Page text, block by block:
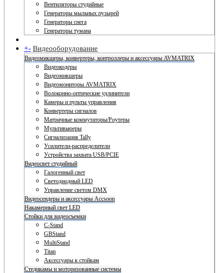
Вентиляторы студийные
Генераторы мыльных пузырей
Генераторы снега
Генераторы тумана
+- Видеооборудование
Видеомикшеры, конвертеры, контроллеры и аксессуары AVMATRIX
Видеокодеры
Видеомикшеры
Видеомониторы AVMATRIX
Волоконно-оптические удлинители
Камеры и пульты управления
Конвертеры сигналов
Матричные коммутаторы/Роутеры
Мультивьюеры
Сигнализация Tally
Усилители-распределители
Устройства захвата USB/PCIE
Видеосвет студийный
Галогенный свет
Светодиодный LED
Управление светом DMX
Видеосендеры и аксессуары Accsoon
Накамерный свет LED
Стойки для видеосъемки
C-Stand
GBStand
MultiStand
Titan
Аксессуары к стойкам
Стедикамы и моторизованные системы